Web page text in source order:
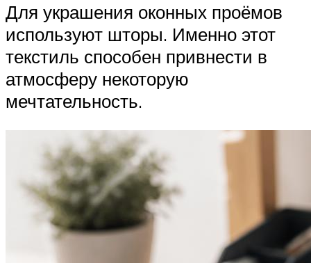
Для украшения оконных проёмов
используют шторы. Именно этот
текстиль способен привнести в
атмосферу некоторую
мечтательность.